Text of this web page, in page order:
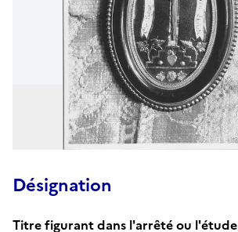
Désignation
Titre figurant dans l'arrêté ou l'étude